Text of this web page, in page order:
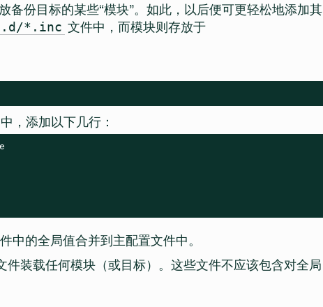
备份目标的某些“模块”。如此，以后便可更轻松地添加其
*.inc 文件中，而模块则存放于
中，添加以下几行：
中的全局值合并到主配置文件中。
件装载任何模块（或目标）。这些文件不应该包含对全局